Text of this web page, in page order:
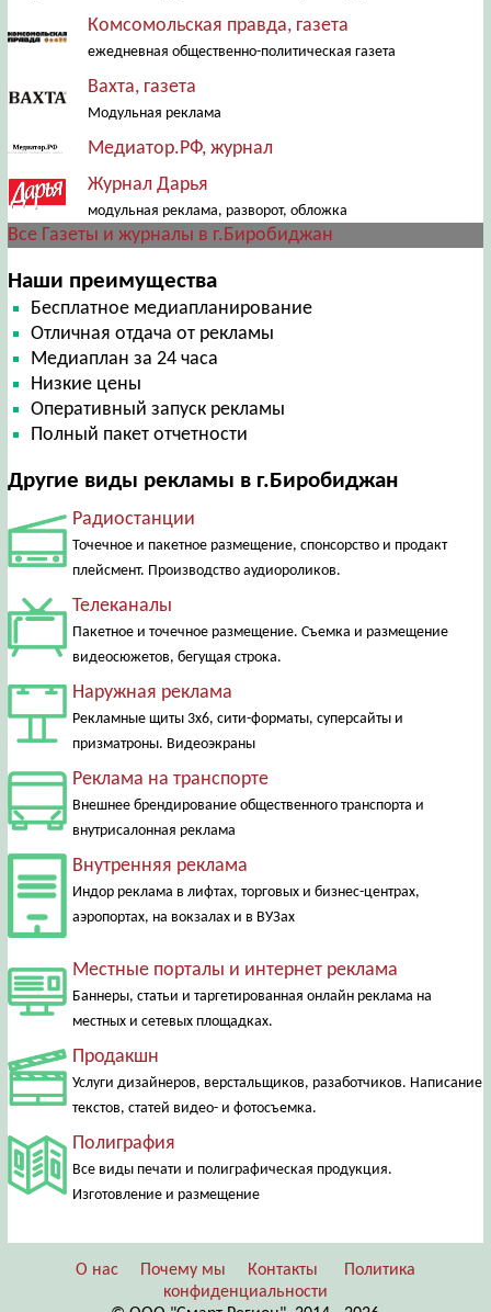
Комсомольская правда, газета
ежедневная общественно-политическая газета
Вахта, газета
Модульная реклама
Медиатор.РФ, журнал
Журнал Дарья
модульная реклама, разворот, обложка
Все Газеты и журналы в г.Биробиджан
Наши преимущества
Бесплатное медиапланирование
Отличная отдача от рекламы
Медиаплан за 24 часа
Низкие цены
Оперативный запуск рекламы
Полный пакет отчетности
Другие виды рекламы в г.Биробиджан
Радиостанции
Точечное и пакетное размещение, спонсорство и продакт
плейсмент. Производство аудиороликов.
Телеканалы
Пакетное и точечное размещение. Съемка и размещение
видеосюжетов, бегущая строка.
Наружная реклама
Рекламные щиты 3х6, сити-форматы, суперсайты и
призматроны. Видеоэкраны
Реклама на транспорте
Внешнее брендирование общественного транспорта и
внутрисалонная реклама
Внутренняя реклама
Индор реклама в лифтах, торговых и бизнес-центрах,
аэропортах, на вокзалах и в ВУЗах
Местные порталы и интернет реклама
Баннеры, статьи и таргетированная онлайн реклама на
местных и сетевых площадках.
Продакшн
Услуги дизайнеров, верстальщиков, разаботчиков. Написание
текстов, статей видео- и фотосъемка.
Полиграфия
Все виды печати и полиграфическая продукция.
Изготовление и размещение
О нас Почему мы Контакты
Политика
конфиденциальности